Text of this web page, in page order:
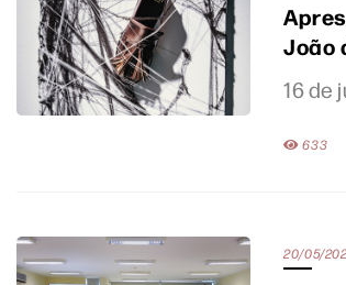
João
16 de
633
20/05/